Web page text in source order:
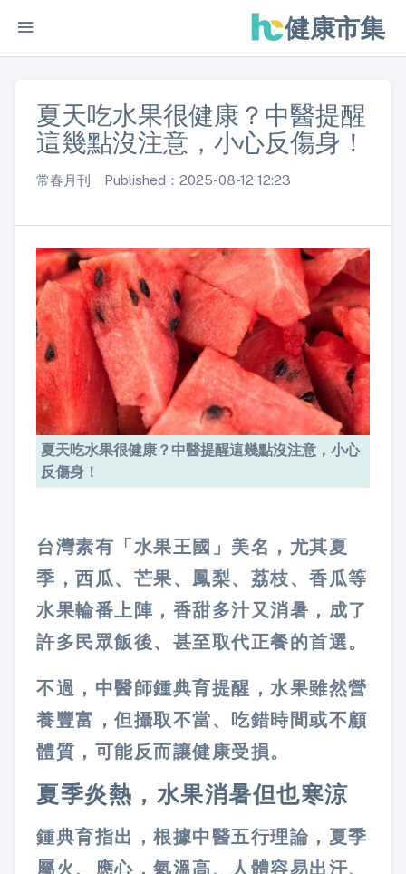
健康市集
夏天吃水果很健康？中醫提醒
這幾點沒注意，小心反傷身！
常春月刊 Published：2025-08-12 12:23
夏天吃水果很健康？中醫提醒這幾點沒注意，小心
反傷身！
台灣素有「水果王國」美名，尤其夏
季，西瓜、芒果、鳳梨、荔枝、香瓜等
水果輪番上陣，香甜多汁又消暑，成了
許多民眾飯後、甚至取代正餐的首選。
不過，中醫師鍾典育提醒，水果雖然營
養豐富，但攝取不當、吃錯時間或不顧
體質，可能反而讓健康受損。
夏季炎熱，水果消暑但也寒涼
鍾典育指出，根據中醫五行理論，夏季
屬火、應心，氣溫高、人體容易出汗、